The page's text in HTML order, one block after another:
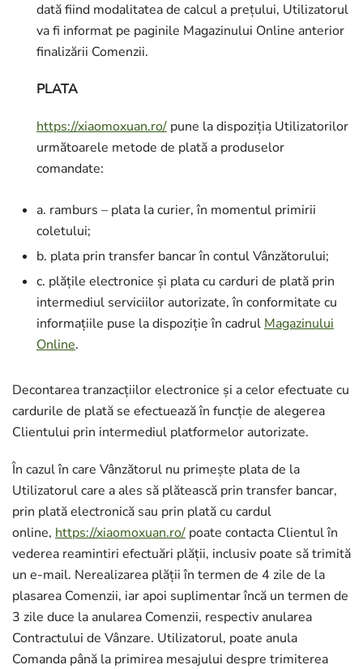
dată fiind modalitatea de calcul a prețului, Utilizatorul
va fi informat pe paginile Magazinului Online anterior
finalizării Comenzii.
PLATA
https://xiaomoxuan.ro/ pune la dispoziția Utilizatorilor
următoarele metode de plată a produselor
comandate:
a. ramburs – plata la curier, în momentul primirii
coletului;
b. plata prin transfer bancar în contul Vânzătorului;
c. plățile electronice și plata cu carduri de plată prin
intermediul serviciilor autorizate, în conformitate cu
informațiile puse la dispoziție în cadrul Magazinului
Online.
Decontarea tranzacțiilor electronice și a celor efectuate cu
cardurile de plată se efectuează în funcție de alegerea
Clientului prin intermediul platformelor autorizate.
În cazul în care Vânzătorul nu primește plata de la
Utilizatorul care a ales să plătească prin transfer bancar,
prin plată electronică sau prin plată cu cardul
online, https://xiaomoxuan.ro/ poate contacta Clientul în
vederea reamintiri efectuări plății, inclusiv poate să trimită
un e-mail. Nerealizarea plății în termen de 4 zile de la
plasarea Comenzii, iar apoi suplimentar încă un termen de
3 zile duce la anularea Comenzii, respectiv anularea
Contractului de Vânzare. Utilizatorul, poate anula
Comanda până la primirea mesajului despre trimiterea